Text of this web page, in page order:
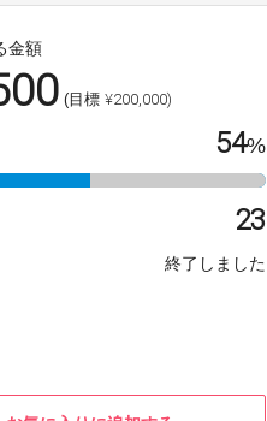
金額
(目標 ¥200,000)
54%
23
終了しました